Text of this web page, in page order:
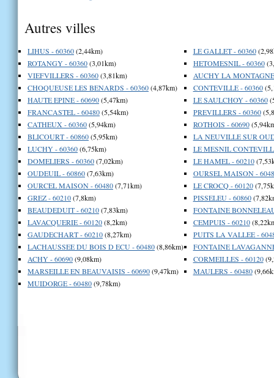
Autres villes
LIHUS - 60360(2,44km)
ROTANGY - 60360(3,01km)
VIEFVILLERS - 60360(3,81km)
CHOQUEUSE LES BENARDS - 60360(4,87km)
HAUTE EPINE - 60690(5,47km)
FRANCASTEL - 60480(5,54km)
CATHEUX - 60360(5,94km)
BLICOURT - 60860(5,95km)
LUCHY - 60360(6,75km)
DOMELIERS - 60360(7,02km)
OUDEUIL - 60860(7,63km)
OURCEL MAISON - 60480(7,71km)
GREZ - 60210(7,8km)
BEAUDEDUIT - 60210(7,83km)
LAVACQUERIE - 60120(8,2km)
GAUDECHART - 60210(8,27km)
LACHAUSSEE DU BOIS D ECU - 60480(8,86km)
ACHY - 60690(9,08km)
MARSEILLE EN BEAUVAISIS - 60690(9,47km)
MUIDORGE - 60480(9,78km)
LE GALLET - 60360
HETOMESNIL - 60360
AUCHY LA
CONTEVILLE - 60360
LE SAULCHOY - 60360
PREVILLERS - 60360
ROTHOIS - 60690
LA NEUVILLE SUR
LE MESNIL
LE HAMEL - 60210
OURSEL MAISON -
LE CROCQ - 60120
PISSELEU - 60860
FONTAINE
CEMPUIS - 60210
PUITS LA VALLEE -
FONTAINE
CORMEILLES - 60120
MAULERS - 60480